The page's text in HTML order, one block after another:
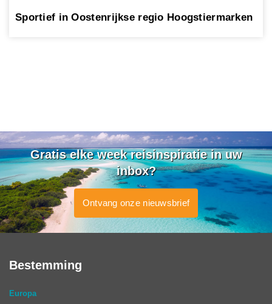
Sportief in Oostenrijkse regio Hoogstiermarken
Gratis elke week reisinspiratie in uw
inbox?
Ontvang onze nieuwsbrief
Bestemming
Europa